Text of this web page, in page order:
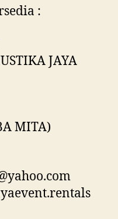
:
JAYA
MITA)